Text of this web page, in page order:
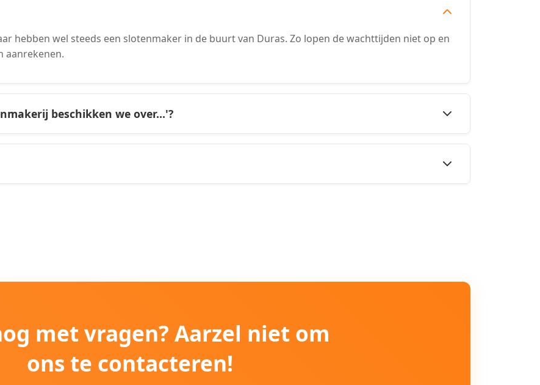
hebben wel steeds een slotenmaker in de buurt van Duras. Zo lopen de wachttijden niet op en
aanrekenen.
beschikken we over...'?
met vragen? Aarzel niet om
ons te contacteren!